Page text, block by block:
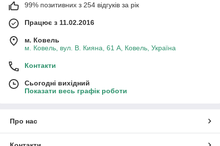
99% позитивних з 254 відгуків за рік
Працює з 11.02.2016
м. Ковель
м. Ковель, вул. В. Кияна, 61 А, Ковель, Україна
Контакти
Сьогодні вихідний
Показати весь графік роботи
Про нас